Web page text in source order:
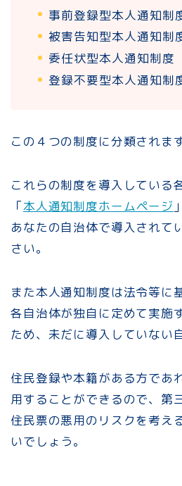
事前登録型本人通知制
被害告知型本人通知制
委任状型本人通知制度
登録不要型本人通知制
この４つの制度に分類されます
これらの制度を導入している
「本人通知制度ホームページ
あなたの自治体で導入されて
さい。
また本人通知制度は法令等に
各自治体が独自に定めて実施
ため、未だに導入していない
住民登録や本籍がある方であ
用することができるので、第
住民票の悪用のリスクを考え
いでしょう。